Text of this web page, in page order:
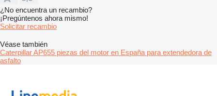
¿No encuentra un recambio?
¡Pregúntenos ahora mismo!
Solicitar recambio
Véase también
Caterpillar AP655 piezas del motor en España para extendedora de
asfalto